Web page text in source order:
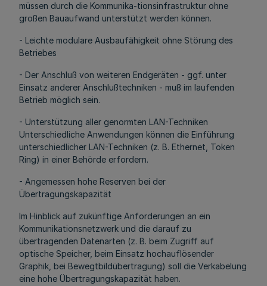
müssen durch die Kommunika-tionsinfrastruktur ohne
großen Bauaufwand unterstützt werden können.
- Leichte modulare Ausbaufähigkeit ohne Störung des
Betriebes
- Der Anschluß von weiteren Endgeräten - ggf. unter
Einsatz anderer Anschlußtechniken - muß im laufenden
Betrieb möglich sein.
- Unterstützung aller genormten LAN-Techniken
Unterschiedliche Anwendungen können die Einführung
unterschiedlicher LAN-Techniken (z. B. Ethernet, Token
Ring) in einer Behörde erfordern.
- Angemessen hohe Reserven bei der
Übertragungskapazität
Im Hinblick auf zukünftige Anforderungen an ein
Kommunikationsnetzwerk und die darauf zu
übertragenden Datenarten (z. B. beim Zugriff auf
optische Speicher, beim Einsatz hochauflösender
Graphik, bei Bewegtbildübertragung) soll die Verkabelung
eine hohe Übertragungskapazität haben.